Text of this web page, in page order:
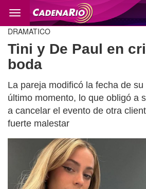
Cambio
DRAMATICO
Tini y De Paul en
boda
La pareja modificó la fecha de
último momento, lo que obligó a
a cancelar el evento de otra
fuerte malestar